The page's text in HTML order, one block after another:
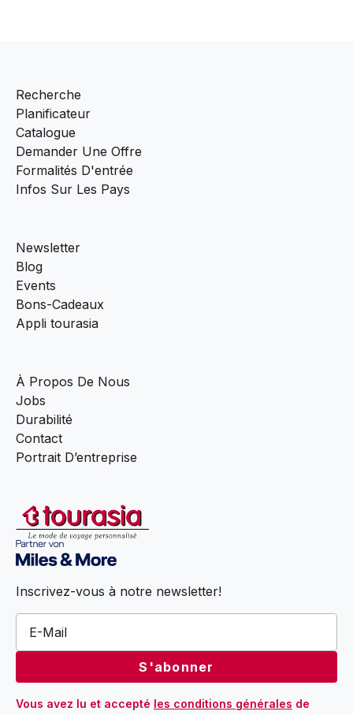
Recherche
Planificateur
Catalogue
Demander Une Offre
Formalités D'entrée
Infos Sur Les Pays
Newsletter
Blog
Events
Bons-Cadeaux
Appli tourasia
À Propos De Nous
Jobs
Durabilité
Contact
Portrait D’entreprise
Inscrivez-vous à notre newsletter!
Vous avez lu et accepté les conditions générales de